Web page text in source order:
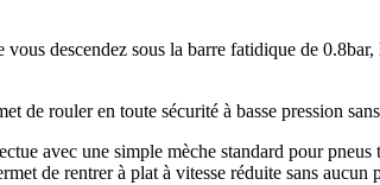
descendez sous la barre fatidique de
de rouler en toute sécurité à basse pression
avec une simple mèche standard pour
de rentrer à plat à vitesse réduite sans aucun